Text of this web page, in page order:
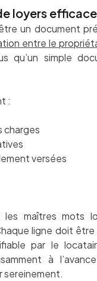
loyers
un document
entre le
qu’un simple
:
charges
versées
les maîtres mots
ligne doit être
par le
à
sereinement.